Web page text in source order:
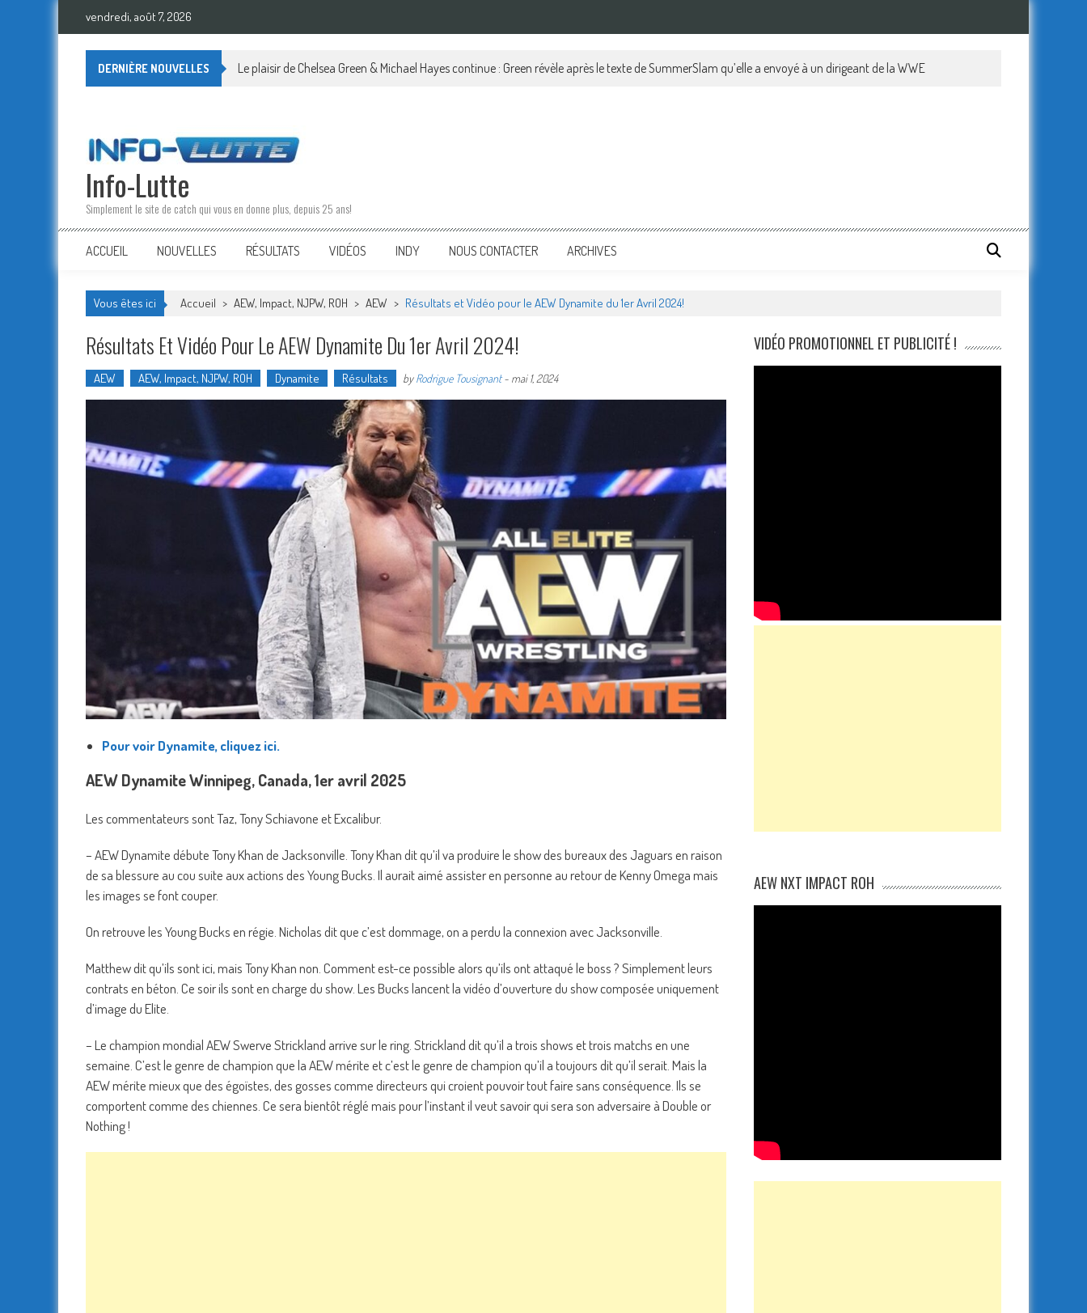
Skip
vendredi, août 7, 2026
DERNIÈRE NOUVELLES Le plaisir de Chelsea Green & Michael Hayes continue : Green révèle après le texte de SummerSlam qu’elle a envoyé à un dirigeant de la WWE
Info-Lutte
Simplement le site de catch qui vous en donne plus, depuis 25 ans!
ACCUEIL NOUVELLES RÉSULTATS VIDÉOS INDY NOUS CONTACTER ARCHIVES
Vous êtes ici Accueil > AEW, Impact, NJPW, ROH > AEW > Résultats et Vidéo pour le AEW Dynamite du 1er Avril 2024!
Résultats Et Vidéo Pour Le AEW Dynamite Du 1er Avril 2024!
AEW AEW, Impact, NJPW, ROH Dynamite Résultats byRodrigue Tousignant- mai 1, 2024
Pour voir Dynamite, cliquez ici.
AEW Dynamite Winnipeg, Canada, 1er avril 2025
Les commentateurs sont Taz, Tony Schiavone et Excalibur.
– AEW Dynamite débute Tony Khan de Jacksonville. Tony Khan dit qu’il va produire le show des bureaux des Jaguars en raison
de sa blessure au cou suite aux actions des Young Bucks. Il aurait aimé assister en personne au retour de Kenny Omega mais
les images se font couper.
On retrouve les Young Bucks en régie. Nicholas dit que c’est dommage, on a perdu la connexion avec Jacksonville.
Matthew dit qu’ils sont ici, mais Tony Khan non. Comment est-ce possible alors qu’ils ont attaqué le boss ? Simplement leurs
contrats en béton. Ce soir ils sont en charge du show. Les Bucks lancent la vidéo d’ouverture du show composée uniquement
d’image du Elite.
– Le champion mondial AEW Swerve Strickland arrive sur le ring. Strickland dit qu’il a trois shows et trois matchs en une
semaine. C’est le genre de champion que la AEW mérite et c’est le genre de champion qu’il a toujours dit qu’il serait. Mais la
AEW mérite mieux que des égoïstes, des gosses comme directeurs qui croient pouvoir tout faire sans conséquence. Ils se
comportent comme des chiennes. Ce sera bientôt réglé mais pour l’instant il veut savoir qui sera son adversaire à Double or
Nothing !
VIDÉO PROMOTIONNEL ET PUBLICITÉ !
AEW NXT IMPACT ROH